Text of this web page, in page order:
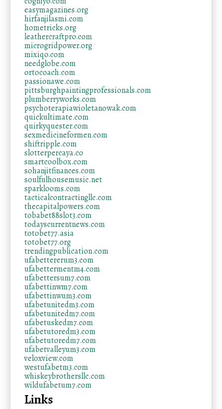
easymagazines.org
hirfanjilasmi.com
hometricks.org
leathercraftpro.com
microgridpower.org
mixiqo.com
needglobe.com
ortocoach.com
passionawe.com
pittsburghpaintingprofessionals.com
plumberryworks.com
psychoterapiawioletanowak.com
quickultimate.com
quirkyquester.com
sexmedicineformen.com
shiftripple.com
slotterpercaya.co
smartcoolbox.com
sohanjitfinances.com
soulfulhousemusic.net
sparklooms.com
tacticalcontractingllc.com
thecapitalpowers.com
tobabet88slot3.com
todayscurrentnews.com
totobet77.asia
totobet77.org
trendingpublication.com
ufabettererum3.com
ufabettermentm4.com
ufabettersum7.com
ufabettinwm7.com
ufabettinwum3.com
ufabetunitedm3.com
ufabetunitedm7.com
ufabetuskedm7.com
ufabetutoredm3.com
ufabetutoredm7.com
ufabetvalleyum3.com
veloxview.com
westufabetm3.com
whiskeybrothersllc.com
wildufabetum7.com
Links